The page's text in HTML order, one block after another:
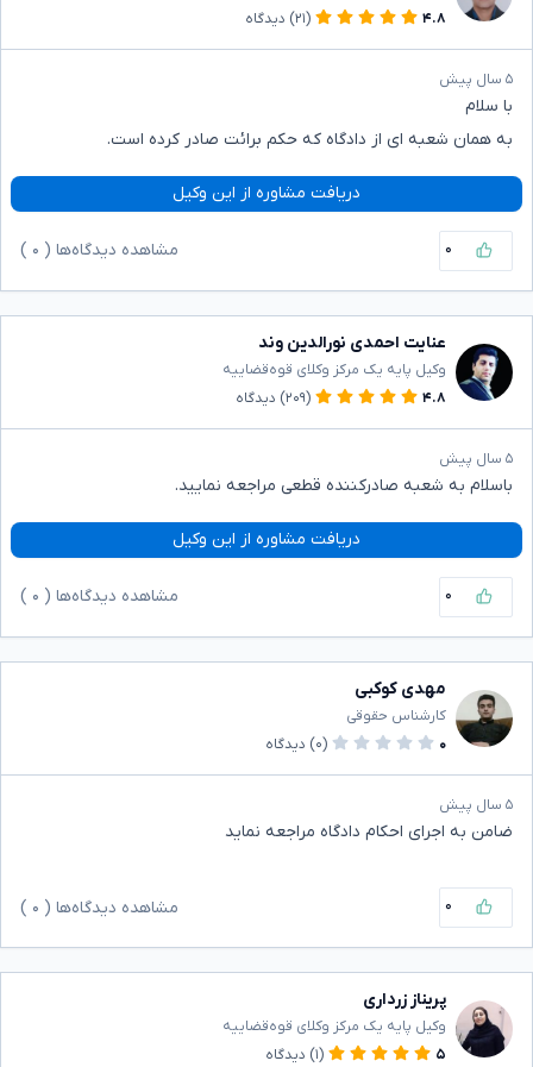
۴.۸ (۲۱) دیدگاه
۵ سال پیش
با سلام
به همان شعبه ای از دادگاه که حکم برائت صادر کرده است.
دریافت مشاوره از این وکیل
۰ مشاهده دیدگاه‌ها ( ۰
عنایت احمدی نورالدین وند
وکیل پایه یک مرکز وکلای قوه‌قضاییه
۴.۸
(۲۰۹) دیدگاه
۵ سال پیش
باسلام به شعبه صادرکننده قطعی مراجعه نمایید.
دریافت مشاوره از این وکیل
۰ مشاهده دیدگاه‌ها ( ۰
مهدی کوکبی
کارشناس حقوقی
۰
(۰) دیدگاه
۵ سال پیش
ضامن به اجرای احکام دادگاه مراجعه نماید
۰ مشاهده دیدگاه‌ها ( ۰
پریناز زرداری
وکیل پایه یک مرکز وکلای قوه‌قضاییه
۵
(۱) دیدگاه